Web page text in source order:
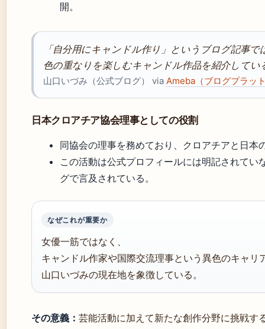
開。
「自分用にキャンドル作り」というブログ記事で
色の重なりを楽しむキャンドル作品を紹介してい
山口いづみ（公式ブログ） via Ameba（ブログプラッ
日本クロアチア協会理事としての役割
同協会の理事を務めており、クロアチアと日本
この活動は公式プロフィールには明記されて
グで言及されている。
なぜこれが重要か
女優一筋ではなく、
キャンドル作家や国際交流理事という異色のキャリ
山口いづみの現在地を象徴している。
その意義： 芸能活動に加えて新たな創作分野に挑戦す